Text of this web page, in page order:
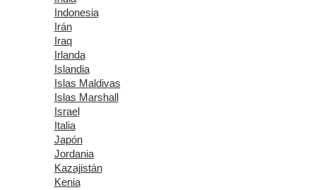
Indonesia
Irán
Iraq
Irlanda
Islandia
Islas Maldivas
Islas Marshall
Israel
Italia
Japón
Jordania
Kazajistán
Kenia